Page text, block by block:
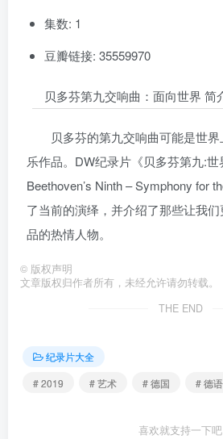
集数: 1
豆瓣链接: 35559970
贝多芬第九交响曲：面向世界 简
贝多芬的第九交响曲可能是世
乐作品。DW纪录片《贝多芬第九:世
Beethoven’s Ninth – Symphony for
了当前的演绎，并介绍了那些让我
品的热情人物。
© 版权声明
文章版权归作者所有，未经允许请勿转载。
THE END
纪录片大全
# 2019
# 艺术 # 德国 # 德语
喜欢就支持一下吧